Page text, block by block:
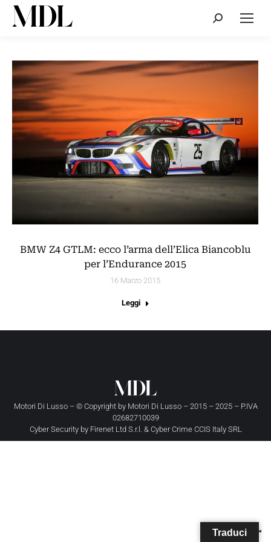
Cerca:
BMW Z4 GTLM: ecco l’arma dell’Elica Biancoblu
per l’Endurance 2015
16 Marzo 2015
Leggi
Motori Di Lusso – © Copyright by Motori Di Lusso– 2015 – 2025 – P.IVA
02682710039
Cyber Security by Firenet Ltd S.r.l. & Cyber Crime CCIS Italy SRL
Traduci